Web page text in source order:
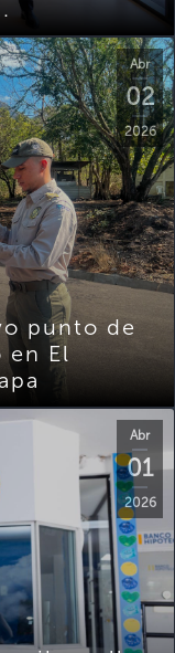
Abr
02
2026
punto de
El
Abr
01
2026